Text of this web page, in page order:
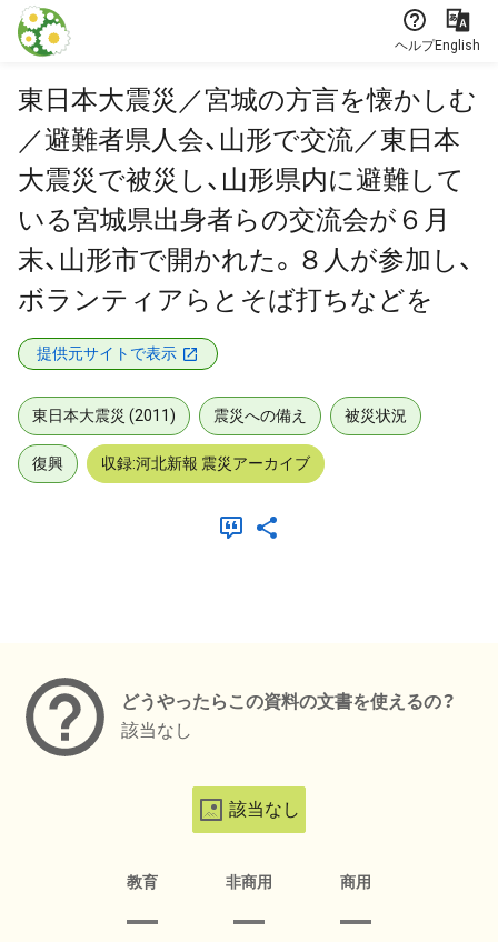
本文に飛ぶ
ヘルプEnglish
東日本大震災／宮城の方言を懐かしむ
／避難者県人会、山形で交流／東日本
大震災で被災し、山形県内に避難して
いる宮城県出身者らの交流会が６月
末、山形市で開かれた。８人が参加し、
ボランティアらとそば打ちなどを
提供元サイトで表示
東日本大震災 (2011) 震災への備え 被災状況
復興 収録:河北新報 震災アーカイブ
どうやったらこの資料の文書を使えるの？
該当なし
該当なし
教育 非商用 商用